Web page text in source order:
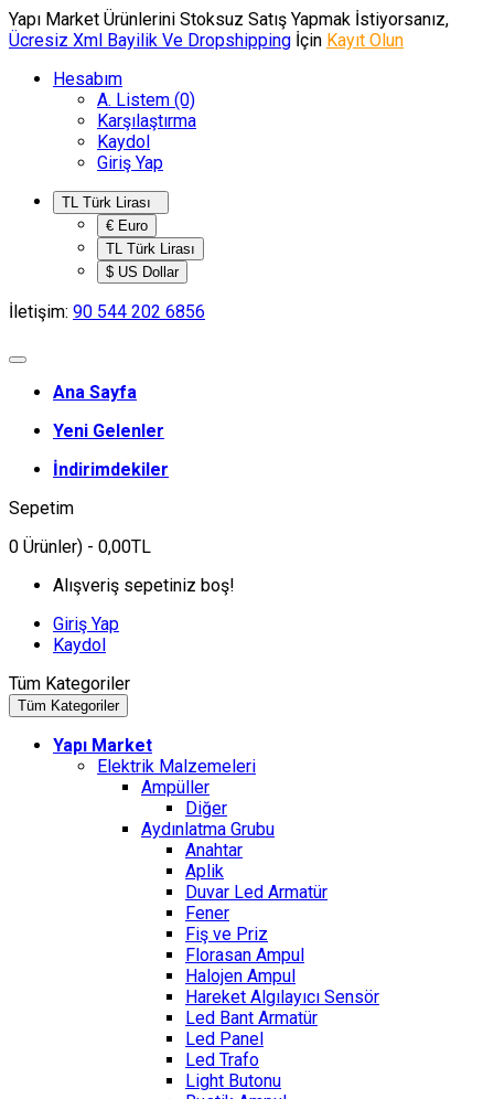
Yapı Market Ürünlerini Stoksuz Satış Yapmak İstiyorsanız,
Ücresiz Xml Bayilik Ve Dropshipping İçin Kayıt Olun
Hesabım
A. Listem (0)
Karşılaştırma
Kaydol
Giriş Yap
€ Euro
TL Türk Lirası
$ US Dollar
İletişim: 90 544 202 6856
Ana Sayfa
Yeni Gelenler
İndirimdekiler
Sepetim
0 Ürünler) - 0,00TL
Alışveriş sepetiniz boş!
Giriş Yap
Kaydol
Tüm Kategoriler
Tüm Kategoriler
Yapı Market
Elektrik Malzemeleri
Ampüller
Diğer
Aydınlatma Grubu
Anahtar
Aplik
Duvar Led Armatür
Fener
Fiş ve Priz
Florasan Ampul
Halojen Ampul
Hareket Algılayıcı Sensör
Led Bant Armatür
Led Panel
Led Trafo
Light Butonu